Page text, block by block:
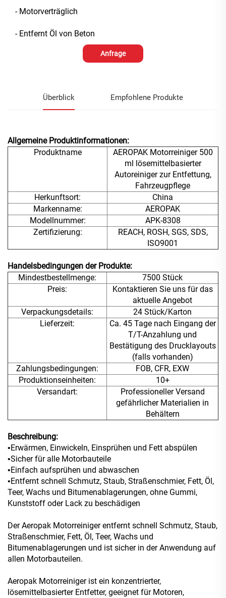
- Motorverträglich
- Entfernt Öl von Beton
Anfrage
Überblick Empfohlene Produkte
Allgemeine Produktinformationen:
Produktname
AEROPAK Motorreiniger 500
ml lösemittelbasierter
Autoreiniger zur Entfettung,
Fahrzeugpflege
Herkunftsort:
China
Markenname:
AEROPAK
Modellnummer:
APK-8308
Zertifizierung:
REACH, ROSH, SGS, SDS,
ISO9001
Handelsbedingungen der Produkte:
Mindestbestellmenge:
7500 Stück
Preis:
Kontaktieren Sie uns für das
aktuelle Angebot
Verpackungsdetails:
24 Stück/Karton
Lieferzeit:
Ca. 45 Tage nach Eingang der
T/T-Anzahlung und
Bestätigung des Drucklayouts
(falls vorhanden)
Zahlungsbedingungen:
FOB, CFR, EXW
Produktionseinheiten:
10+
Versandart:
Professioneller Versand
gefährlicher Materialien in
Behältern
Beschreibung:
•Erwärmen, Einwickeln, Einsprühen und Fett abspülen
•Sicher für alle Motorbauteile
•Einfach aufsprühen und abwaschen
•Entfernt schnell Schmutz, Staub, Straßenschmier, Fett, Öl,
Teer, Wachs und Bitumenablagerungen, ohne Gummi,
Kunststoff oder Lack zu beschädigen
Der Aeropak Motorreiniger entfernt schnell Schmutz, Staub,
Straßenschmier, Fett, Öl, Teer, Wachs und
Bitumenablagerungen und ist sicher in der Anwendung auf
allen Motorbauteilen.
Aeropak Motorreiniger ist ein konzentrierter,
lösemittelbasierter Entfetter, geeignet für Motoren,